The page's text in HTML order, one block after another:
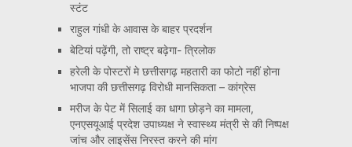
स्टंट
राहुल गांधी के आवास के बाहर प्रदर्शन
बेटियां पढ़ेंगी, तो राष्ट्र बढ़ेगा- त्रिलोक
हरेली के पोस्टरों मे छत्तीसगढ़ महतारी का फोटो नहीं होना
भाजपा की छत्तीसगढ़ विरोधी मानसिकता – कांग्रेस
मरीज के पेट में सिलाई का धागा छोड़ने का मामला,
एनएसयूआई प्रदेश उपाध्यक्ष ने स्वास्थ्य मंत्री से की निष्पक्ष
जांच और लाइसेंस निरस्त करने की मांग